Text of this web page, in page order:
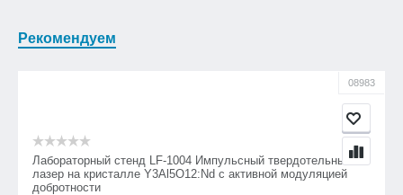
Рекомендуем
08983
Лабораторный стенд LF-1004 Импульсный твердотельный
лазер на кристалле Y3Al5O12:Nd с активной модуляцией
добротности